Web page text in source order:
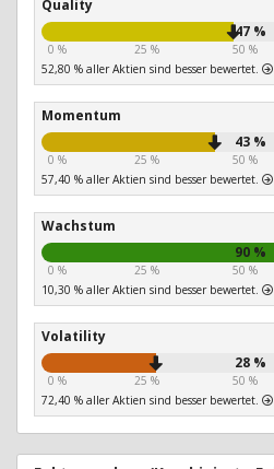
Quality
47 %
0 % 25 % 50 %
52,80 % aller Aktien sind besser bewertet.
Momentum
43 %
0 % 25 % 50 %
57,40 % aller Aktien sind besser bewertet.
Wachstum
90 %
0 % 25 % 50 %
10,30 % aller Aktien sind besser bewertet.
Volatility
28 %
0 % 25 % 50 %
72,40 % aller Aktien sind besser bewertet.